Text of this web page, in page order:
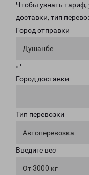
Чтобы узнать тариф,
доставки, тип
Город отправки
Душанбе
⇄
Город доставки
Тип перевозки
Автоперевозка
Введите вес
От 3000 кг